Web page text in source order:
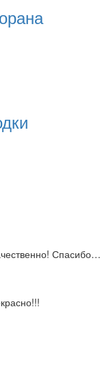
Спасибо…